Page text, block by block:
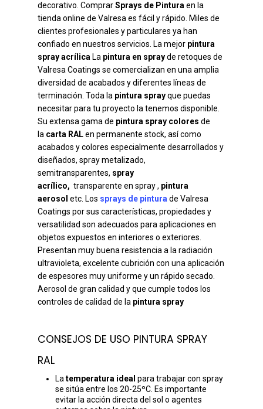
decorativo. ComprarSprays de Pinturaen la
tienda online de Valresa es fácil y rápido. Miles de
clientes profesionales y particulares ya han
confiado en nuestros servicios. La mejor pintura
spray acrílica La pintura en sprayde retoques de
Valresa Coatings se comercializan en una amplia
diversidad de acabados y diferentes líneas de
terminación. Toda la pintura sprayque puedas
necesitar para tu proyecto la tenemos disponible.
Su extensa gama de pintura spray colores de
la carta RALen permanente stock, así como
acabados y colores especialmente desarrollados y
diseñados, spray metalizado,
semitransparentes, spray
acrílico, transparente en spray , pintura
aerosol etc. Los sprays de pinturade Valresa
Coatings por sus características, propiedades y
versatilidad son adecuados para aplicaciones en
objetos expuestos en interiores o exteriores.
Presentan muy buena resistencia a la radiación
ultravioleta, excelente cubrición con una aplicación
de espesores muy uniforme y un rápido secado.
Aerosol de gran calidad y que cumple todos los
controles de calidad de la pintura spray
CONSEJOS DE USO PINTURA SPRAY
RAL
Latemperatura ideal para trabajar con spray
se sitúa entre los 20-25ºC. Es importante
evitar la acción directa del sol o agentes